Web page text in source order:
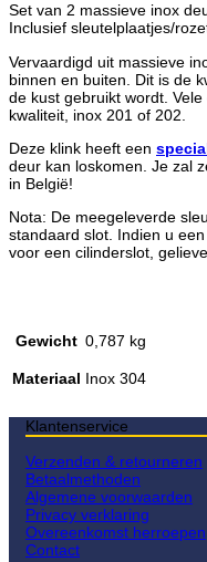
Set van 2 massieve inox
Inclusief sleutelplaatjes/
Vervaardigd uit massieve
binnen en buiten. Dit is de
de kust gebruikt wordt.
kwaliteit, inox 201 of 202.
Deze klink heeft een
deur kan loskomen. Je zal
in België!
Nota: De meegeleverde
standaard slot. Indien u
voor een cilinderslot,
Gewicht 0,787 kg
Materiaal Inox 304
Klantenservice
Verzenden & retourneren
Betaalmethoden
Algemene voorwaarden
Privacy verklaring
Overeenkomst herroepen
Contact